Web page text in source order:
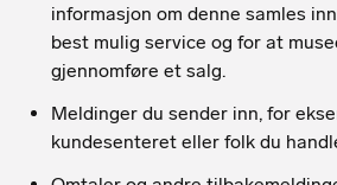
informasjon om denne samles
best mulig service og for at
gjennomføre et salg.
Meldinger du sender inn, for
kundesenteret eller folk du